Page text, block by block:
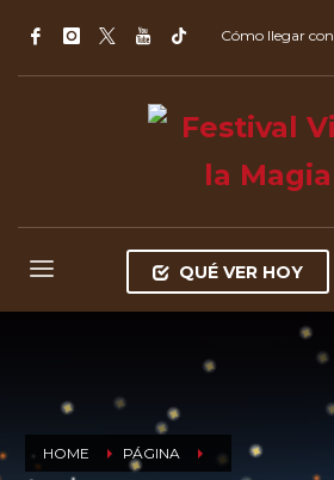
Cómo llegar con
QUÉ VER HOY
HOME PÁGINA